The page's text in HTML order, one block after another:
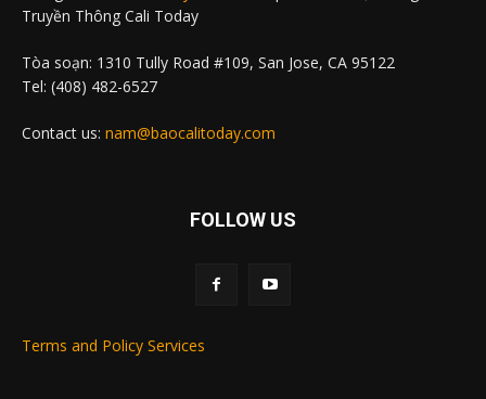
Truyền Thông Cali Today
Tòa soạn: 1310 Tully Road #109, San Jose, CA 95122
Tel: (408) 482-6527
Contact us: nam@baocalitoday.com
FOLLOW US
Terms and Policy Services